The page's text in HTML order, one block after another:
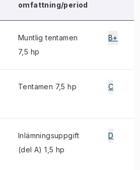
omfattning/period
Muntlig tentamen
7,5 hp
B+
Tentamen 7,5 hp C
Inlämningsuppgift
(del A) 1,5 hp
D